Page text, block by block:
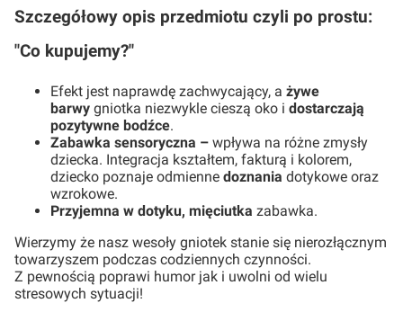
Szczegółowy opis przedmiotu czyli po prostu:
"Co kupujemy?"
Efekt jest naprawdę zachwycający, a żywe
barwy gniotka niezwykle cieszą oko i dostarczają
pozytywne bodźce.
Zabawka sensoryczna – wpływa na różne zmysły
dziecka. Integracja kształtem, fakturą i kolorem,
dziecko poznaje odmienne doznania dotykowe oraz
wzrokowe.
Przyjemna w dotyku, mięciutka zabawka.
Wierzymy że nasz wesoły gniotek stanie się nierozłącznym
towarzyszem podczas codziennych czynności.
Z pewnością poprawi humor jak i uwolni od wielu
stresowych sytuacji!